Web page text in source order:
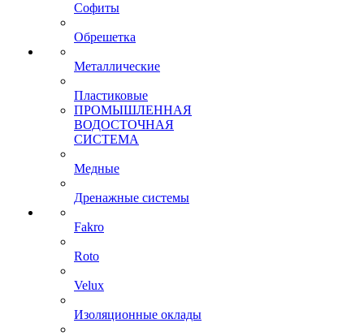
Софиты
Обрешетка
Металлические
Пластиковые
ПРОМЫШЛЕННАЯ
ВОДОСТОЧНАЯ
СИСТЕМА
Медные
Дренажные системы
Fakro
Roto
Velux
Изоляционные оклады